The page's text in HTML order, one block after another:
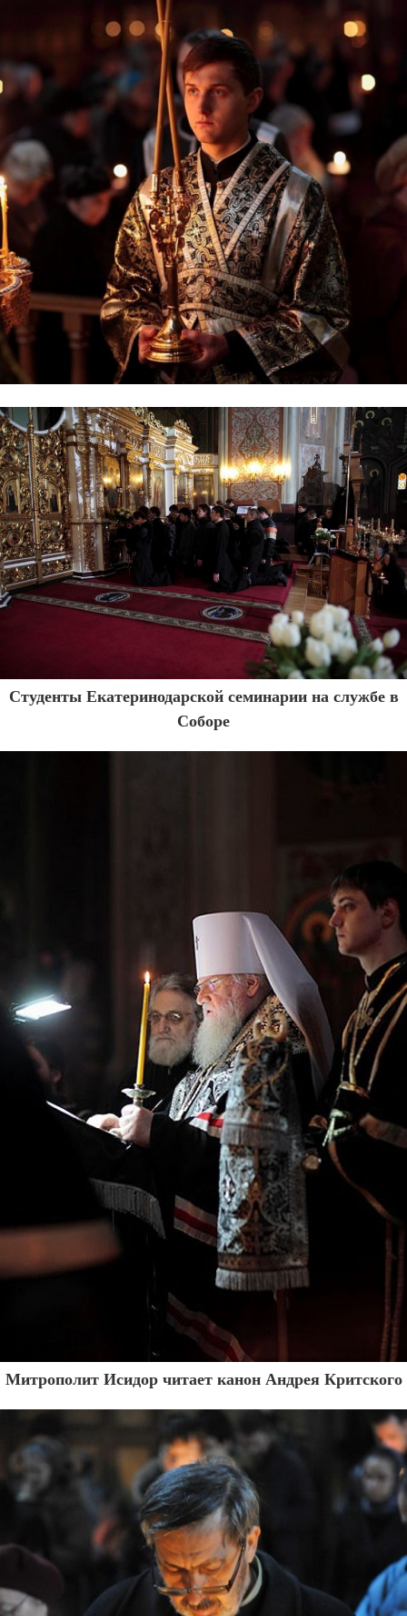
Студенты Екатеринодарской семинарии на службе в
Соборе
Митрополит Исидор читает канон Андрея Критского